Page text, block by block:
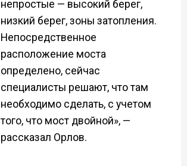
непростые — высокий берег,
низкий берег, зоны затопления.
Непосредственное
расположение моста
определено, сейчас
специалисты решают, что там
необходимо сделать, с учетом
того, что мост двойной», —
рассказал Орлов.